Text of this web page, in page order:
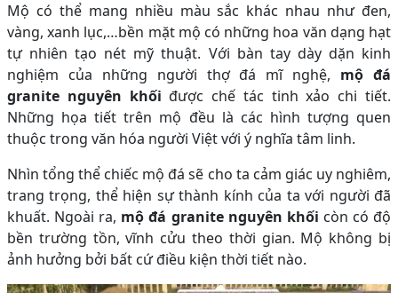
Mộ có thể mang nhiều màu sắc khác nhau như đen,
vàng, xanh lục,…bền mặt mộ có những hoa văn dạng hạt
tự nhiên tạo nét mỹ thuật. Với bàn tay dày dặn kinh
nghiệm của những người thợ đá mĩ nghệ, mộ đá
granite nguyên khối được chế tác tinh xảo chi tiết.
Những họa tiết trên mộ đều là các hình tượng quen
thuộc trong văn hóa người Việt với ý nghĩa tâm linh.
Nhìn tổng thể chiếc mộ đá sẽ cho ta cảm giác uy nghiêm,
trang trọng, thể hiện sự thành kính của ta với người đã
khuất. Ngoài ra, mộ đá granite nguyên khối còn có độ
bền trường tồn, vĩnh cửu theo thời gian. Mộ không bị
ảnh hưởng bởi bất cứ điều kiện thời tiết nào.